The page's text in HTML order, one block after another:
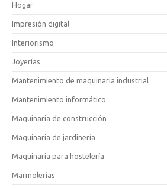
Hogar
Impresión digital
Interiorismo
Joyerías
Mantenimiento de maquinaria industrial
Mantenimiento informático
Maquinaria de construcción
Maquinaria de jardinería
Maquinaria para hostelería
Marmolerías